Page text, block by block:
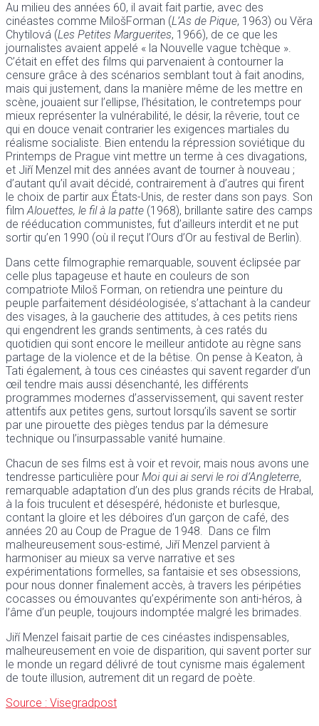
Au milieu des années 60, il avait fait partie, avec des
cinéastes comme MilošForman (L’As de Pique, 1963) ou Věra
Chytilová (Les Petites Marguerites, 1966), de ce que les
journalistes avaient appelé « la Nouvelle vague tchèque ».
C’était en effet des films qui parvenaient à contourner la
censure grâce à des scénarios semblant tout à fait anodins,
mais qui justement, dans la manière même de les mettre en
scène, jouaient sur l’ellipse, l’hésitation, le contretemps pour
mieux représenter la vulnérabilité, le désir, la rêverie, tout ce
qui en douce venait contrarier les exigences martiales du
réalisme socialiste. Bien entendu la répression soviétique du
Printemps de Prague vint mettre un terme à ces divagations,
et Jiří Menzel mit des années avant de tourner à nouveau ;
d’autant qu’il avait décidé, contrairement à d’autres qui firent
le choix de partir aux États-Unis, de rester dans son pays. Son
filmAlouettes, le fil à la patte (1968), brillante satire des camps
de rééducation communistes, fut d’ailleurs interdit et ne put
sortir qu’en 1990 (où il reçut l’Ours d’Or au festival de Berlin).
Dans cette filmographie remarquable, souvent éclipsée par
celle plus tapageuse et haute en couleurs de son
compatriote Miloš Forman, on retiendra une peinture du
peuple parfaitement désidéologisée, s’attachant à la candeur
des visages, à la gaucherie des attitudes, à ces petits riens
qui engendrent les grands sentiments, à ces ratés du
quotidien qui sont encore le meilleur antidote au règne sans
partage de la violence et de la bêtise. On pense à Keaton, à
Tati également, à tous ces cinéastes qui savent regarder d’un
œil tendre mais aussi désenchanté, les différents
programmes modernes d’asservissement, qui savent rester
attentifs aux petites gens, surtout lorsqu’ils savent se sortir
par une pirouette des pièges tendus par la démesure
technique ou l’insurpassable vanité humaine.
Chacun de ses films est à voir et revoir, mais nous avons une
tendresse particulière pour Moi qui ai servi le roi d’Angleterre,
remarquable adaptation d’un des plus grands récits de Hrabal,
à la fois truculent et désespéré, hédoniste et burlesque,
contant la gloire et les déboires d’un garçon de café, des
années 20 au Coup de Prague de 1948. Dans ce film
malheureusement sous-estimé, Jiří Menzel parvient à
harmoniser au mieux sa verve narrative et ses
expérimentations formelles, sa fantaisie et ses obsessions,
pour nous donner finalement accès, à travers les péripéties
cocasses ou émouvantes qu’expérimente son anti-héros, à
l’âme d’un peuple, toujours indomptée malgré les brimades.
Jiří Menzel faisait partie de ces cinéastes indispensables,
malheureusement en voie de disparition, qui savent porter sur
le monde un regard délivré de tout cynisme mais également
de toute illusion, autrement dit un regard de poète.
Source : Visegradpost